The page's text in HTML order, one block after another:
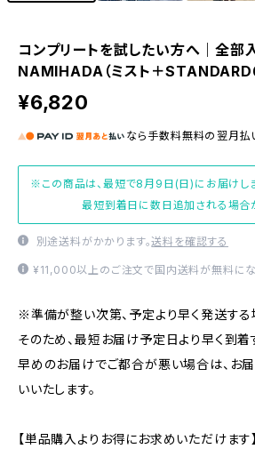
コンプリートを試したい方へ｜全部
NAMIHADA（ミスト＋
¥6,820
なら 手数料無料の 翌月払
※この商品は、最短で8月9日(日)にお届けしま
最短到着日に数日追加される場合が
別途送料がかかります。送料を確認する
¥11,000以上のご注文で国内送料が無料にな
※準備が整い次第、予定より早く発送する
そのため、最短お届け予定日より早く到着
早めのお届けでご都合が悪い場合は、お
いいたします。
【単品購入よりお得にお求めいただけます】